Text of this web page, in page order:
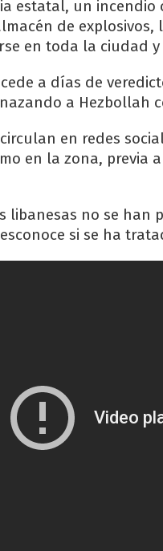
estatal, un
de
en toda la ciudad
a días de
a Hezbollah
en redes
en la zona, previa
libanesas no se han
si se ha